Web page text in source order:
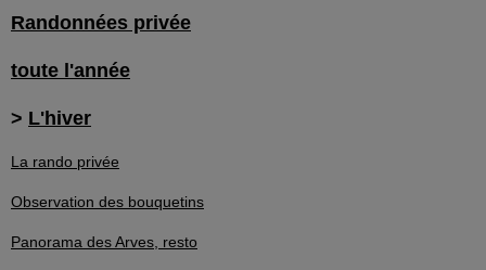
Randonnées privée
toute l'année
> L'hiver
La rando privée
Observation des bouquetins
Panorama des Arves, resto